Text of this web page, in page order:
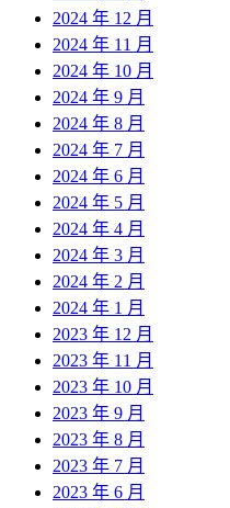
2024 年 12 月
2024 年 11 月
2024 年 10 月
2024 年 9 月
2024 年 8 月
2024 年 7 月
2024 年 6 月
2024 年 5 月
2024 年 4 月
2024 年 3 月
2024 年 2 月
2024 年 1 月
2023 年 12 月
2023 年 11 月
2023 年 10 月
2023 年 9 月
2023 年 8 月
2023 年 7 月
2023 年 6 月